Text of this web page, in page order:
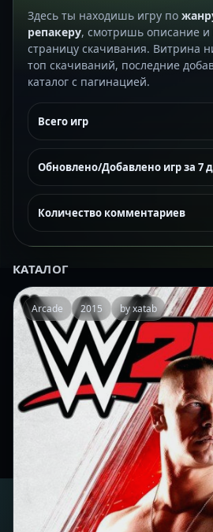
Здесь ты находишь игру по
репакеру, смотришь описание
страницу скачивания. Витрина
топ скачиваний, последние
каталог с пагинацией.
Всего игр
Обновлено/Добавлено игр за 7
Количество комментариев
КАТАЛОГ
Arcade 2015 by xatab